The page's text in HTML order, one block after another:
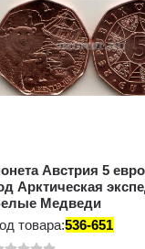
Австрия 5
Арктическая
Медведи
товара:536-651